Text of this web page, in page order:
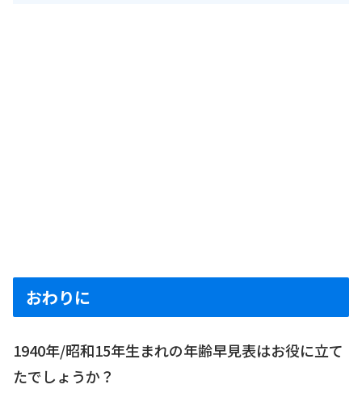
おわりに
1940年/昭和15年生まれの年齢早見表はお役に立て
たでしょうか？